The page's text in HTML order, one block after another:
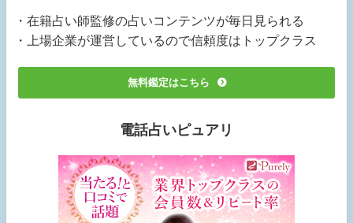
・在籍占い師監修の占いコンテンツが毎日見られる
・上場企業が運営しているので信頼度はトップクラス
無料鑑定はこちら
電話占いピュアリ